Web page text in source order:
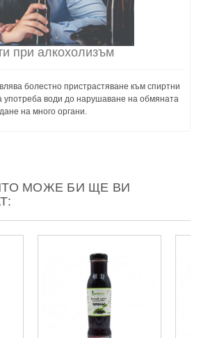
при алкохолизъм
болестно пристрастяване към спиртни
употреба води до нарушаване на обмяната
на много органи.
МОЖЕ БИ ЩЕ ВИ